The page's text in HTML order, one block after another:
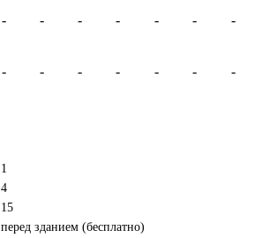
- - - - - - -
- - - - - - -
1
4
15
перед зданием (бесплатно)